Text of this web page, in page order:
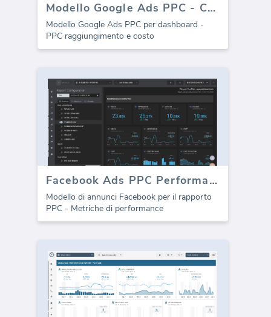
Modello Google Ads PPC - Costo
Modello Google Ads PPC per dashboard -
PPC raggiungimento e costo
Facebook Ads PPC Performance template (Rapporto)
Modello di annunci Facebook per il rapporto
PPC - Metriche di performance